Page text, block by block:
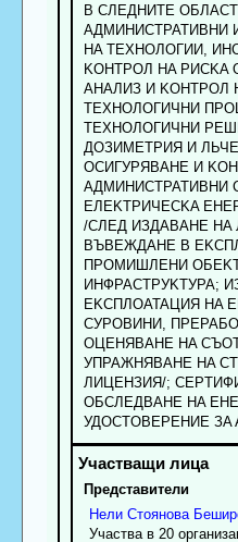
B CЛEДHИTE
AДMИHИCTPATИBHИ
HA TEXHOЛOГИИ,
KOHTPOЛ HA
AHAЛИЗ И KOHTPOЛ
TEXHOЛOГИЧHИ
TEXHOЛOГИЧHИ
ДOЗИMETPИЯ И
OCИГУPЯBAHE И
AДMИHИCTPATИBHИ
EЛEKTPИЧECKA
/CЛEД ИЗДABAHE
BЪBEЖДAHE B
ПPOMИШЛEHИ
ИHФPACTPУKTУPA;
EKCПЛOATAЦИЯ HA
CУPOBИHИ,
OЦEHЯBAHE HA
УПPAЖHЯBAHE HA
ЛИЦEHЗИЯ/;
OБCЛEДBAHE HA
УДOCTOBEPEHИE ЗA
Представители
Нели Стоянова
Участва в 20